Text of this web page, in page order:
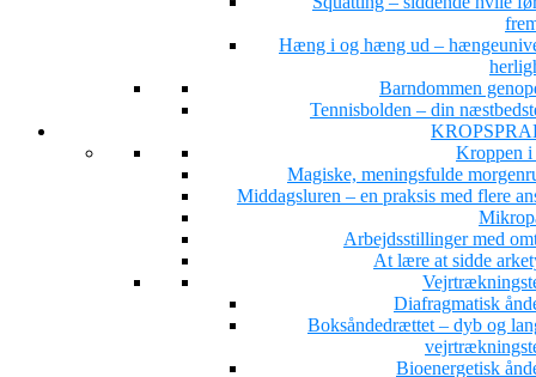
Hæng i og hæng ud –
Barndommen
Tennisbolden – din
Kroppen i
Magiske, meningsfulde
Middagsluren – en praksis med flere
Arbejdsstillinger med
At lære at sidde
Diafragmatisk
Boksåndedrættet – dyb og
Bioenergetisk